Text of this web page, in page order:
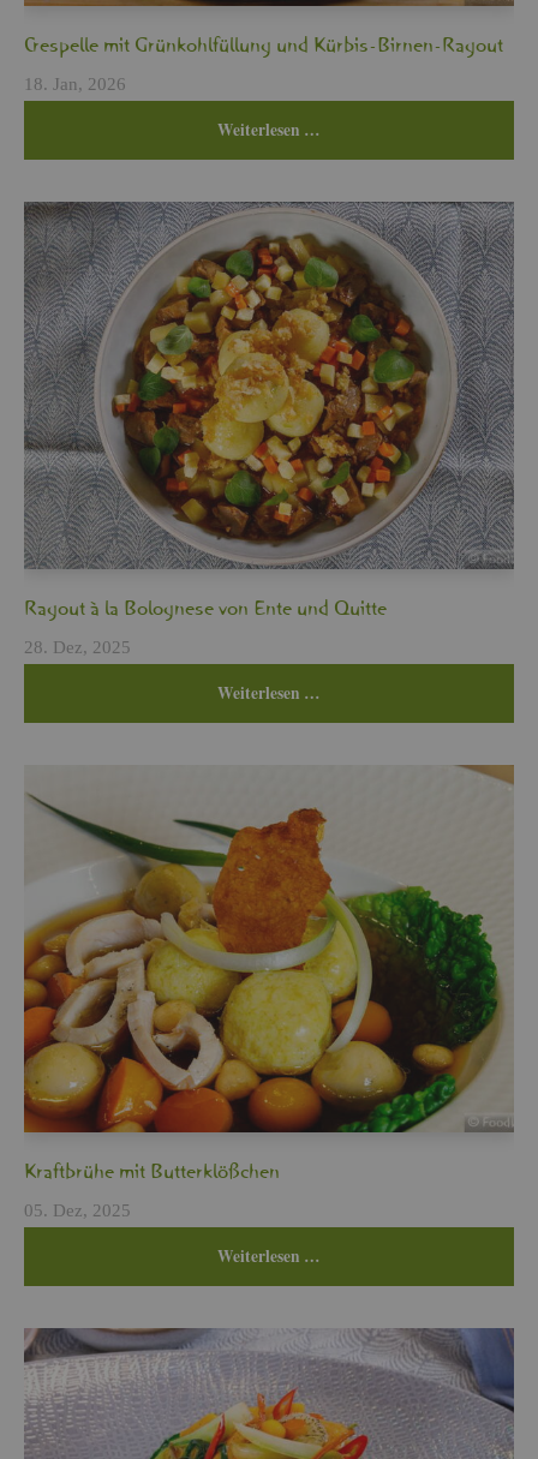
Cres­pel­le mit Grün­kohl­fül­lung und Kür­bis-Bir­nen-Ra­gout
18. Jan, 2026
Wei­ter­le­sen …
Ra­gout à la Bo­lo­gne­se von Ente und Quit­te
28. Dez, 2025
Wei­ter­le­sen …
Kraft­brü­he mit But­ter­klö­ßchen
05. Dez, 2025
Wei­ter­le­sen …